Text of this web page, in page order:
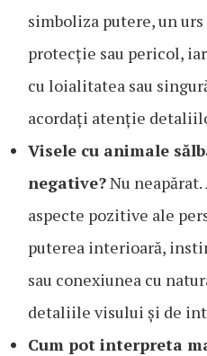
simboliza putere, un
protecție sau pericol,
cu loialitatea sau
acordați atenție
Visele cu animale
negative?Nu
aspecte pozitive ale
puterea interioară,
sau conexiunea cu
detaliile visului și de
Cum pot interpreta